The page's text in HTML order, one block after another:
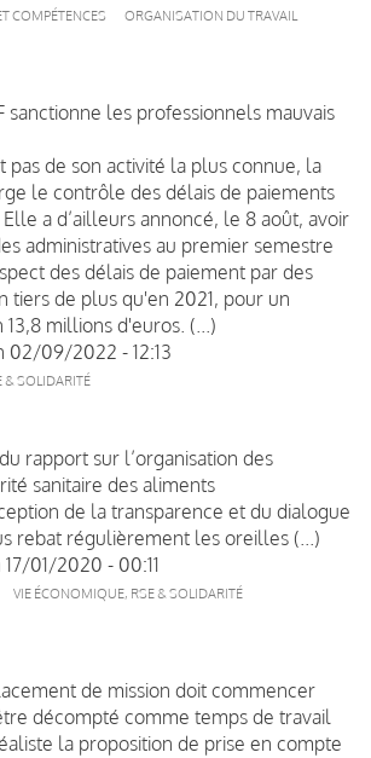
COMPÉTENCES ORGANISATION DU TRAVAIL
sanctionne les professionnels mauvais
pas de son activité la plus connue, la
le contrôle des délais de paiements
a d’ailleurs annoncé, le 8 août, avoir
administratives au premier semestre
des délais de paiement par des
tiers de plus qu'en 2021, pour un
13,8 millions d'euros. (...)
02/09/2022 - 12:13
& SOLIDARITÉ
rapport sur l’organisation des
sanitaire des aliments
de la transparence et du dialogue
rebat régulièrement les oreilles (...)
01/2020 - 00:11
VIE ÉCONOMIQUE, RSE & SOLIDARITÉ
de mission doit commencer
décompté comme temps de travail
la proposition de prise en compte